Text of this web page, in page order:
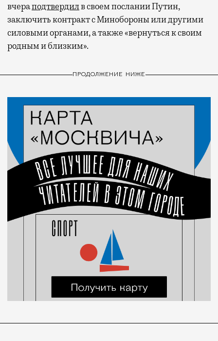
вчераподтвердилв своем послании Путин,
заключить контракт с Минобороны или другими
силовыми органами, а также «вернуться к своим
родным и близким».
ПРОДОЛЖЕНИЕ НИЖЕ